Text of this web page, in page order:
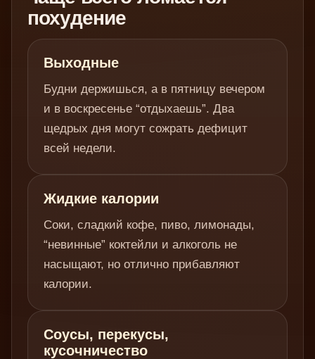
похудение
Выходные
Будни держишься, а в пятницу вечером
и в воскресенье “отдыхаешь”. Два
щедрых дня могут сожрать дефицит
всей недели.
Жидкие калории
Соки, сладкий кофе, пиво, лимонады,
“невинные” коктейли и алкоголь не
насыщают, но отлично прибавляют
калории.
Соусы, перекусы,
кусочничество